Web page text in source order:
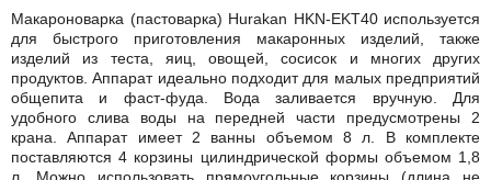
Макароноварка (пастоварка) Hurakan HKN-EKT40 используется
для быстрого приготовления макаронных изделий, также
изделий из теста, яиц, овощей, сосисок и многих других
продуктов. Аппарат идеально подходит для малых предприятий
общепита и фаст-фуда. Вода заливается вручную. Для
удобного слива воды на передней части предусмотрены 2
крана. Аппарат имеет 2 ванны объемом 8 л. В комплекте
поставляются 4 корзины цилиндрической формы объемом 1,8
л. Можно использовать прямоугольные корзины (длина не